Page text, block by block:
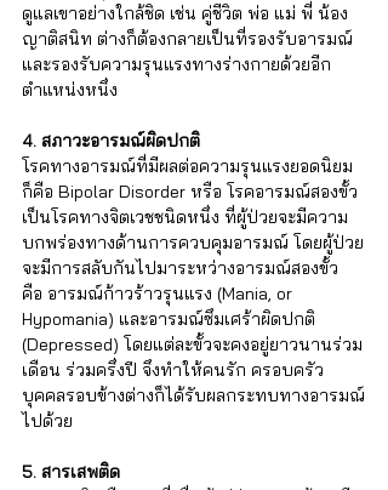
ดูแลเขาอย่างใกล้ชิด เช่น คู่ชีวิต พ่อ แม่ พี่ น้อง
ญาติสนิท ต่างก็ต้องกลายเป็นที่รองรับอารมณ์
และรองรับความรุนแรงทางร่างกายด้วยอีก
ตำแหน่งหนึ่ง
4. สภาวะอารมณ์ผิดปกติ
โรคทางอารมณ์ที่มีผลต่อความรุนแรงยอดนิยม
ก็คือ Bipolar Disorder หรือ โรคอารมณ์สองขั้ว
เป็นโรคทางจิตเวชชนิดหนึ่ง ที่ผู้ป่วยจะมีความ
บกพร่องทางด้านการควบคุมอารมณ์ โดยผู้ป่วย
จะมีการสลับกันไปมาระหว่างอารมณ์สองขั้ว
คือ อารมณ์ก้าวร้าวรุนแรง (Mania, or
Hypomania) และอารมณ์ซึมเศร้าผิดปกติ
(Depressed) โดยแต่ละขั้วจะคงอยู่ยาวนานร่วม
เดือน ร่วมครึ่งปี จึงทำให้คนรัก ครอบครัว
บุคคลรอบข้างต่างก็ได้รับผลกระทบทางอารมณ์
ไปด้วย
5. สารเสพติด